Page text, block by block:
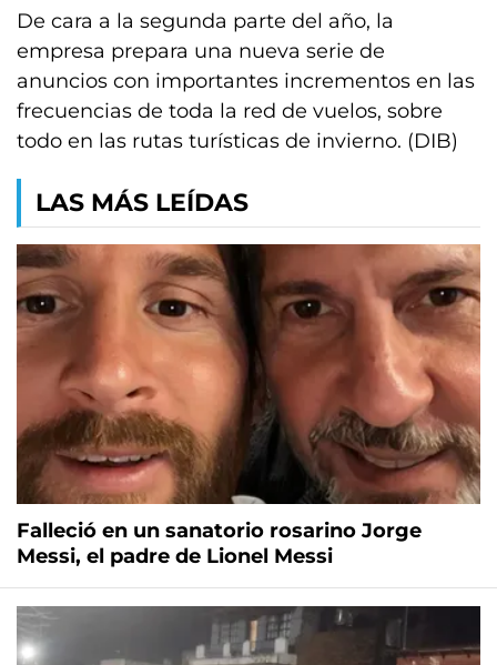
De cara a la segunda parte del año, la
empresa prepara una nueva serie de
anuncios con importantes incrementos en las
frecuencias de toda la red de vuelos, sobre
todo en las rutas turísticas de invierno. (DIB)
LAS MÁS LEÍDAS
Falleció en un sanatorio rosarino Jorge
Messi, el padre de Lionel Messi